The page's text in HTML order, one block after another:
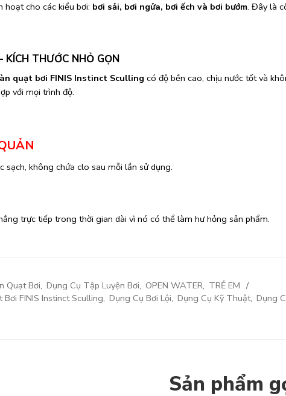
hoạt cho các kiểu bơi: bơi sải, bơi ngửa, bơi ếch và bơi bướm. Đây là
KÍCH THƯỚC NHỎ GỌN
quạt bơi FINIS Instinct Sculling có độ bền cao, chịu nước tốt và
với mọi trình độ.
sạch, không chứa clo sau mỗi lần sử dụng.
trực tiếp trong thời gian dài vì nó có thể làm hư hỏng sản phẩm.
Quạt Bơi, Dụng Cụ Tập Luyện Bơi, OPEN WATER, TRẺ EM
Bơi FINIS Instinct Sculling, Dụng Cụ Bơi Lội, Dụng Cụ Kỹ Thuật, Dụng
Sản phẩm